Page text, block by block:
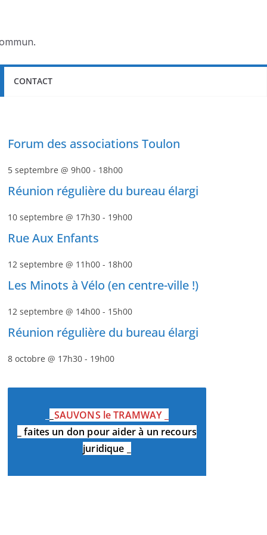
CONTACT
Forum des associations Toulon
5 septembre @ 9h00 - 18h00
Réunion régulière du bureau élargi
10 septembre @ 17h30 - 19h00
Rue Aux Enfants
12 septembre @ 11h00 - 18h00
Les Minots à Vélo (en centre-ville !)
12 septembre @ 14h00 - 15h00
Réunion régulière du bureau élargi
8 octobre @ 17h30 - 19h00
SAUVONS le TRAMWAY_
_faites un don pour aider à un recours
juridique